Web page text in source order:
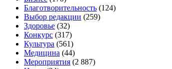
Благотворительность (124)
Выбор редакции (259)
Здоровье (32)
Конкурс (317)
Культура (561)
Медицина (44)
Мероприятия (2 887)